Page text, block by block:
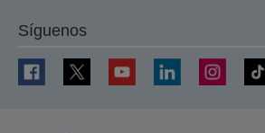
Síguenos